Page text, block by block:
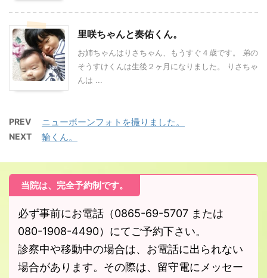
里咲ちゃんと奏佑くん。
お姉ちゃんはりさちゃん、もうすぐ４歳です。 弟の
そうすけくんは生後２ヶ月になりました。 りさちゃ
んは ...
PREV ニューボーンフォトを撮りました。
NEXT 輪くん。
当院は、完全予約制です。
必ず事前にお電話（0865-69-5707 または
080-1908-4490）にてご予約下さい。
診察中や移動中の場合は、お電話に出られない
場合があります。その際は、留守電にメッセー